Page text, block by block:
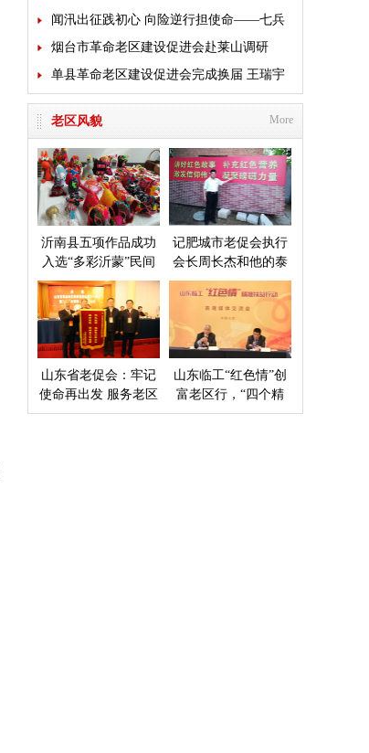
会来临沭开展送文化活动
闻汛出征践初心 向险逆行担使命——七兵
堂铁军星夜驰援广西抗洪救灾
烟台市革命老区建设促进会赴莱山调研
单县革命老区建设促进会完成换届 王瑞宇
当选新一届会长
老区风貌
More
沂南县五项作品成功
入选“多彩沂蒙”民间
艺术成果展
记肥城市老促会执行
会长周长杰和他的泰
安毛公山红色文化博
物馆
山东省老促会：牢记
使命再出发 服务老区
开新局
山东临工“红色情”创
富老区行，“四个精
准”探索扶贫新模式